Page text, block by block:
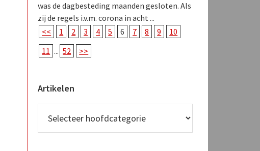
was de dagbesteding maanden gesloten. Als
zij de regels i.v.m. corona in acht ...
<<
1 2 3 4 5 6 7 8 9
10
11 ... 52 >>
Artikelen